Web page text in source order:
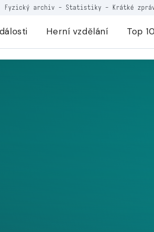
Fyzický archiv - Statistiky - Krátké
Herní vzdělání Top